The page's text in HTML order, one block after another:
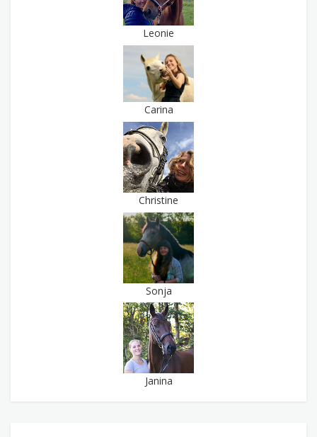
Leonie
Carina
Christine
Sonja
Janina